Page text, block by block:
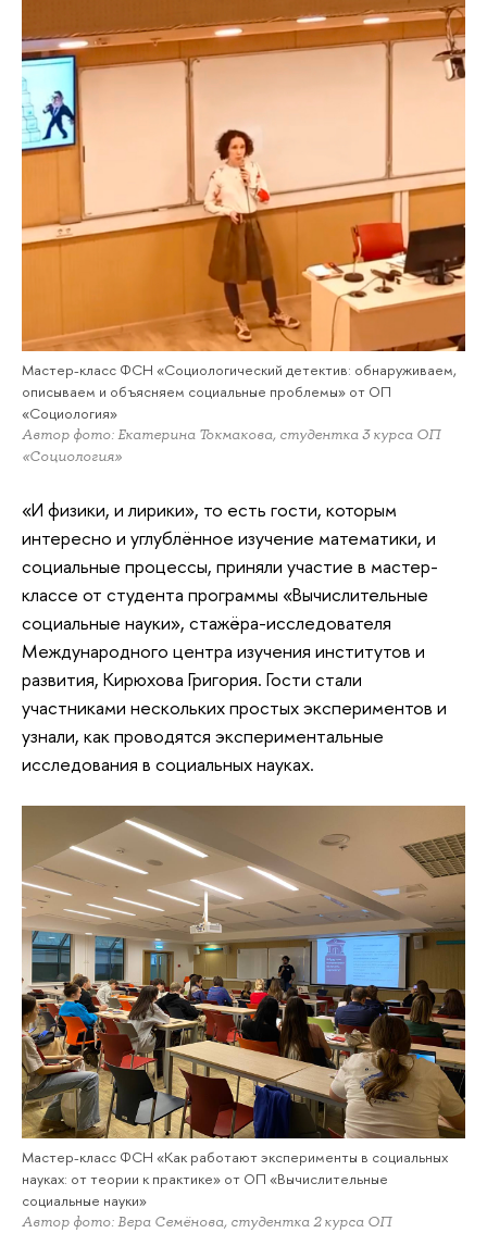
Мастер-класс ФСН «Социологический детектив: обнаруживаем,
описываем и объясняем социальные проблемы» от ОП
«Социология»
Автор фото: Екатерина Токмакова, студентка 3 курса ОП
«Социология»
«И физики, и лирики», то есть гости, которым
интересно и углублённое изучение математики, и
социальные процессы, приняли участие в мастер-
классе от студента программы «Вычислительные
социальные науки», стажёра-исследователя
Международного центра изучения институтов и
развития, Кирюхова Григория. Гости стали
участниками нескольких простых экспериментов и
узнали, как проводятся экспериментальные
исследования в социальных науках.
Мастер-класс ФСН «Как работают эксперименты в социальных
науках: от теории к практике» от ОП «Вычислительные
социальные науки»
Автор фото: Вера Семёнова, студентка 2 курса ОП